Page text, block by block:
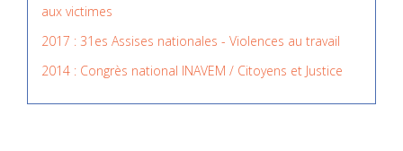
aux victimes
2017 : 31es Assises nationales - Violences au travail
2014 : Congrès national INAVEM / Citoyens et Justice